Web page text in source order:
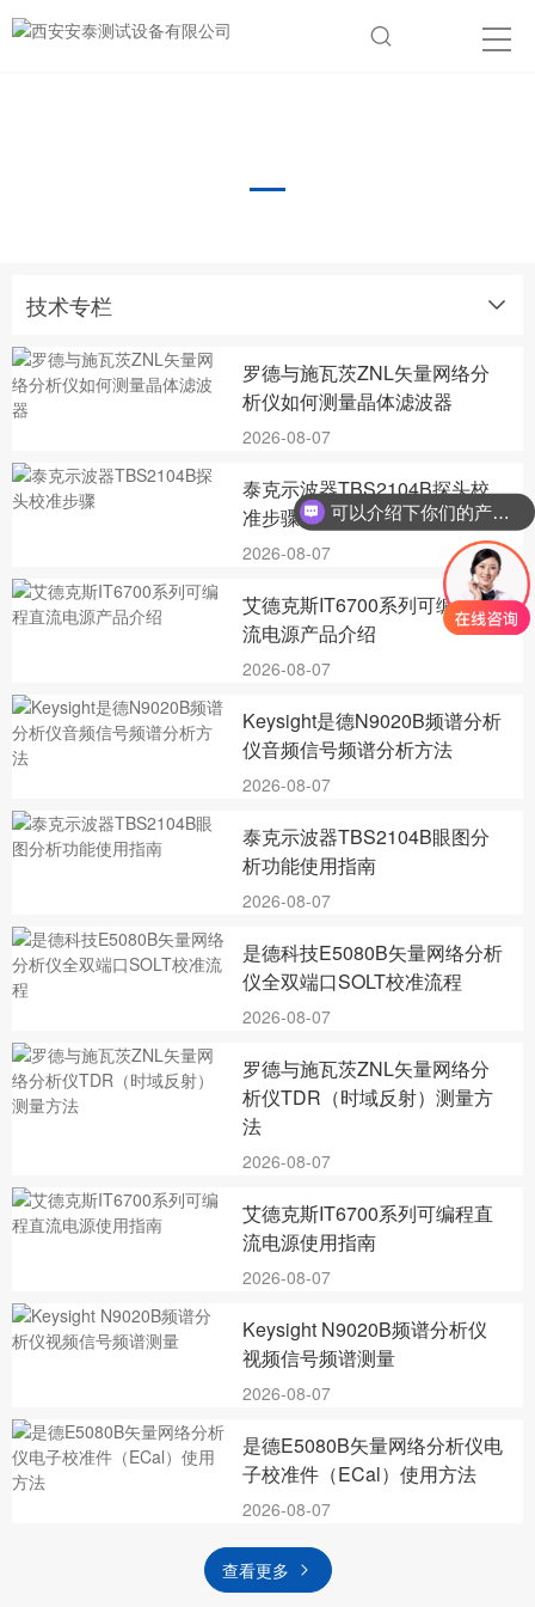
技术专栏
罗德与施瓦茨ZNL矢量网络分
析仪如何测量晶体滤波器
2026-08-07
泰克示波器TBS2104B探头校
准步骤
2026-08-07
艾德克斯IT6700系列可编程直
流电源产品介绍
2026-08-07
Keysight是德N9020B频谱分析
仪音频信号频谱分析方法
2026-08-07
泰克示波器TBS2104B眼图分
析功能使用指南
2026-08-07
是德科技E5080B矢量网络分析
仪全双端口SOLT校准流程
2026-08-07
罗德与施瓦茨ZNL矢量网络分
析仪TDR（时域反射）测量方
法
2026-08-07
艾德克斯IT6700系列可编程直
流电源使用指南
2026-08-07
Keysight N9020B频谱分析仪
视频信号频谱测量
2026-08-07
是德E5080B矢量网络分析仪电
子校准件（ECal）使用方法
2026-08-07
查看更多
可以介绍下你们的产品么？